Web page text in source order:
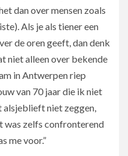
dan over mensen zoals
Als je als tiener een
de oren geeft, dan denk
niet alleen over bekende
in Antwerpen riep
van 70 jaar die ik niet
alsjeblieft niet zeggen,
was zelfs confronterend
me voor.”